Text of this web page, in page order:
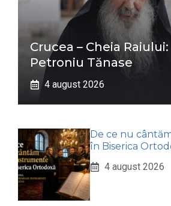
Crucea – Cheia
Petroniu Tănase
4 august 2026
De ce nu
în Biserica
4 august 2026